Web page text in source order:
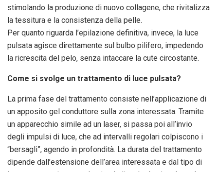
stimolando la produzione di nuovo collagene, che rivitalizza
la tessitura e la consistenza della pelle.
Per quanto riguarda l’epilazione definitiva, invece, la luce
pulsata agisce direttamente sul bulbo pilifero, impedendo
la ricrescita del pelo, senza intaccare la cute circostante.
Come si svolge un trattamento di luce pulsata?
La prima fase del trattamento consiste nell’applicazione di
un apposito gel conduttore sulla zona interessata. Tramite
un apparecchio simile ad un laser, si passa poi all’invio
degli impulsi di luce, che ad intervalli regolari colpiscono i
“bersagli”, agendo in profondità. La durata del trattamento
dipende dall’estensione dell’area interessata e dal tipo di